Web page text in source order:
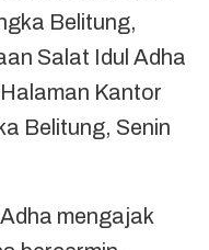
Belitung,
Salat Idul Adha
Kantor
Belitung, Senin
mengajak